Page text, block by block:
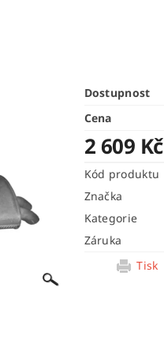
Dostupnost
Cena
2 609 Kč
Kód produktu
Značka
Kategorie
Záruka
Tisk